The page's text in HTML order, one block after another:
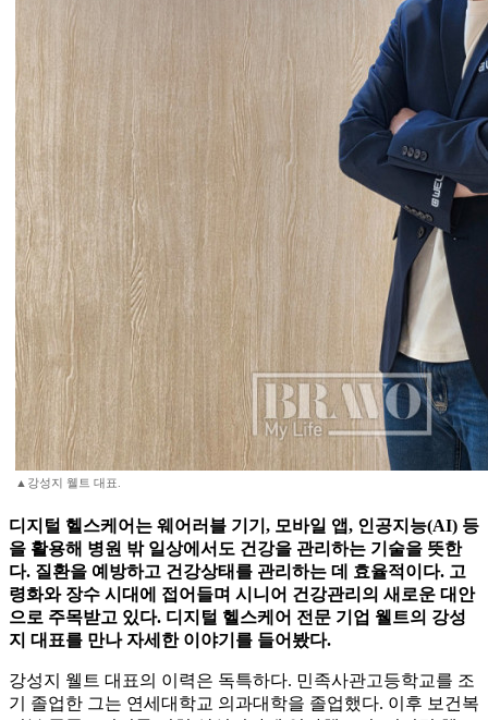
▲강성지 웰트 대표.
디지털 헬스케어는 웨어러블 기기, 모바일 앱, 인공지능(AI) 등
을 활용해 병원 밖 일상에서도 건강을 관리하는 기술을 뜻한
다. 질환을 예방하고 건강상태를 관리하는 데 효율적이다. 고
령화와 장수 시대에 접어들며 시니어 건강관리의 새로운 대안
으로 주목받고 있다. 디지털 헬스케어 전문 기업 웰트의 강성
지 대표를 만나 자세한 이야기를 들어봤다.
강성지 웰트 대표의 이력은 독특하다. 민족사관고등학교를 조
기 졸업한 그는 연세대학교 의과대학을 졸업했다. 이후 보건복